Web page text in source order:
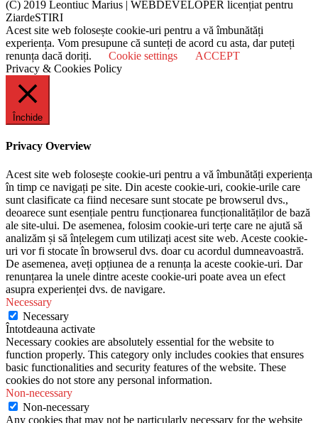
(C) 2019 Leontiuc Marius | WEBDEVELOPER licențiat pentru
ZiardeSTIRI
Acest site web folosește cookie-uri pentru a vă îmbunătăți
experiența. Vom presupune că sunteți de acord cu asta, dar puteți
renunța dacă doriți.
Cookie settings
ACCEPT
Privacy & Cookies Policy
Închide
Privacy Overview
Acest site web folosește cookie-uri pentru a vă îmbunătăți experiența
în timp ce navigați pe site. Din aceste cookie-uri, cookie-urile care
sunt clasificate ca fiind necesare sunt stocate pe browserul dvs.,
deoarece sunt esențiale pentru funcționarea funcționalităților de bază
ale site-ului. De asemenea, folosim cookie-uri terțe care ne ajută să
analizăm și să înțelegem cum utilizați acest site web. Aceste cookie-
uri vor fi stocate în browserul dvs. doar cu acordul dumneavoastră.
De asemenea, aveți opțiunea de a renunța la aceste cookie-uri. Dar
renunțarea la unele dintre aceste cookie-uri poate avea un efect
asupra experienței dvs. de navigare.
Necessary
Necessary
Întotdeauna activate
Necessary cookies are absolutely essential for the website to
function properly. This category only includes cookies that ensures
basic functionalities and security features of the website. These
cookies do not store any personal information.
Non-necessary
Non-necessary
Any cookies that may not be particularly necessary for the website